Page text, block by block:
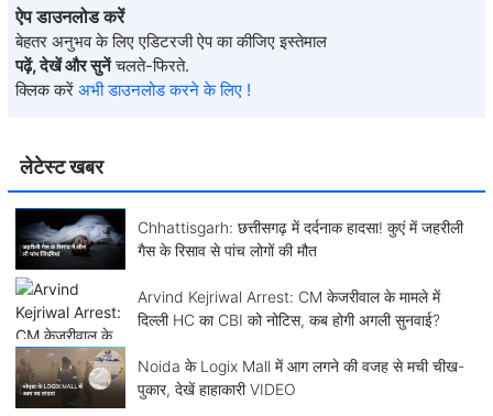
लेटेस्ट खबर
Chhattisgarh: छत्तीसगढ़ में दर्दनाक हादसा! कुएं में जहरीली
गैस के रिसाव से पांच लोगों की मौत
Arvind Kejriwal Arrest: CM केजरीवाल के मामले में
दिल्ली HC का CBI को नोटिस, कब होगी अगली सुनवाई?
Noida के Logix Mall में आग लगने की वजह से मची चीख-
पुकार, देखें हाहाकारी VIDEO
ऐप डाउनलोड करें
बेहतर अनुभव के लिए एडिटरजी ऐप का कीजिए इस्तेमाल
पढ़ें, देखें और सुनें चलते-फिरते.
क्लिक करें अभी डाउनलोड करने के लिए !